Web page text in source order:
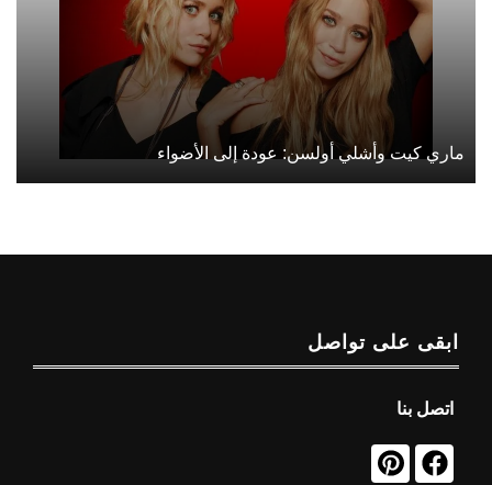
ماري كيت وأشلي أولسن: عودة إلى الأضواء
ابقى على تواصل
اتصل بنا